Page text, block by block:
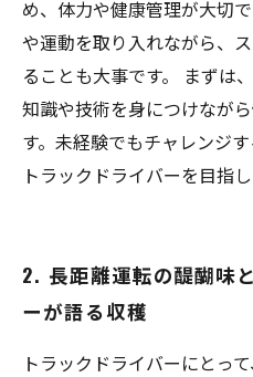
め、体力や健康管理が大切
や運動を取り入れながら、
ることも大事です。 まずは
知識や技術を身につけなが
す。未経験でもチャレンジ
トラックドライバーを目指
2. 長距離運転の醍醐味
ーが語る収穫
トラックドライバーにとっ